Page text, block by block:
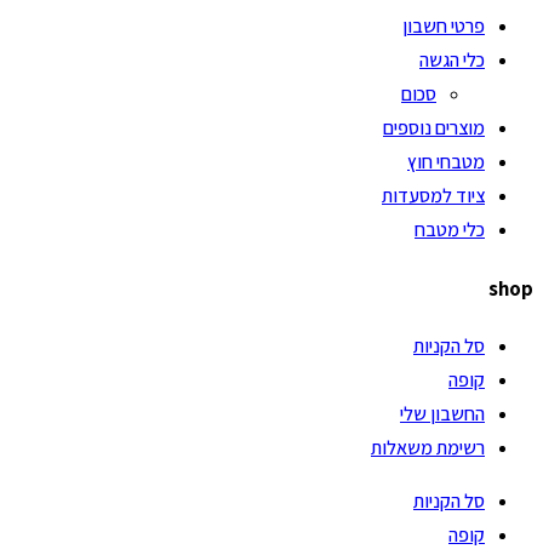
פרטי חשבון
כלי הגשה
סכום
מוצרים נוספים
מטבחי חוץ
ציוד למסעדות
כלי מטבח
shop
סל הקניות
קופה
החשבון שלי
רשימת משאלות
סל הקניות
קופה